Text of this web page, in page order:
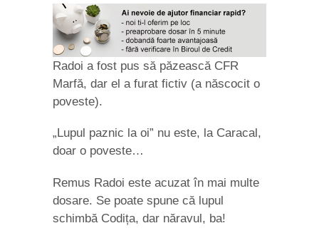
Radoi a fost pus să păzească CFR
Marfă, dar el a furat fictiv (a născocit o
poveste).
„Lupul paznic la oi” nu este, la Caracal,
doar o poveste…
Remus Radoi este acuzat în mai multe
dosare. Se poate spune că lupul
schimbă Codița, dar năravul, ba!